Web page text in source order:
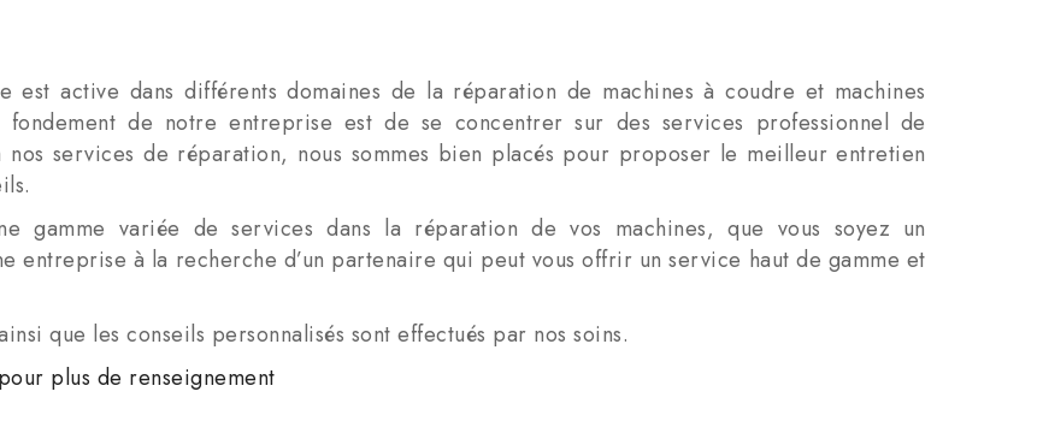
est active dans différents domaines de la réparation de machines à coudre et machines
fondement de notre entreprise est de se concentrer sur des services professionnel de
nos services de réparation, nous sommes bien placés pour proposer le meilleur entretien
gamme variée de services dans la réparation de vos machines, que vous soyez un
entreprise à la recherche d’un partenaire qui peut vous offrir un service haut de gamme et
que les conseils personnalisés sont effectués par nos soins.
plus de renseignement